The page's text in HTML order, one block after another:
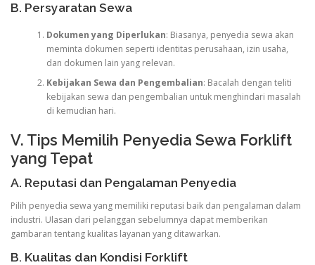
B. Persyaratan Sewa
Dokumen yang Diperlukan: Biasanya, penyedia sewa akan
meminta dokumen seperti identitas perusahaan, izin usaha,
dan dokumen lain yang relevan.
Kebijakan Sewa dan Pengembalian: Bacalah dengan teliti
kebijakan sewa dan pengembalian untuk menghindari masalah
di kemudian hari.
V. Tips Memilih Penyedia Sewa Forklift
yang Tepat
A. Reputasi dan Pengalaman Penyedia
Pilih penyedia sewa yang memiliki reputasi baik dan pengalaman dalam
industri. Ulasan dari pelanggan sebelumnya dapat memberikan
gambaran tentang kualitas layanan yang ditawarkan.
B. Kualitas dan Kondisi Forklift